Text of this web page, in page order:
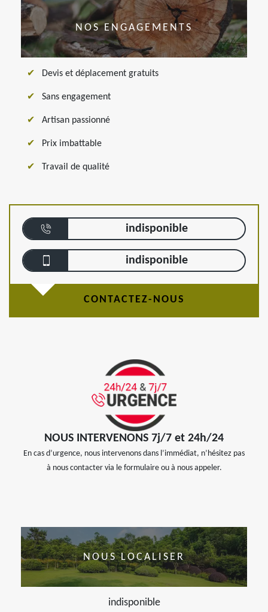
NOS ENGAGEMENTS
Devis et déplacement gratuits
Sans engagement
Artisan passionné
Prix imbattable
Travail de qualité
indisponible
indisponible
CONTACTEZ-NOUS
NOUS INTERVENONS 7j/7 et 24h/24
En cas d’urgence, nous intervenons dans l’immédiat, n’hésitez pas
à nous contacter via le formulaire ou à nous appeler.
NOUS LOCALISER
indisponible